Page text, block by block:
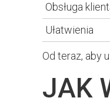
Obsługa
Ułatwienia
Od teraz, aby
JAK